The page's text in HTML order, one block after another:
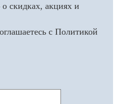
скидках, акциях и
с Политикой